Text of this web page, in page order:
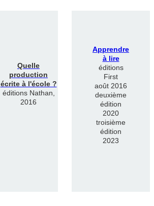
Quelle
production
écrite à l'école ?
éditions Nathan,
2016
Apprendre
à lire
éditions
First
août 2016
deuxième
édition
2020
troisième
édition
2023